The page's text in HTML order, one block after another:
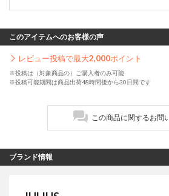
このアイテムへのお客様の声
レビュー投稿で最大2,000ポイント
※投稿は（対象商品の）ご購入者のみ可能
※投稿可能期間は商品出荷48時間後から30日間です
この商品に関するお問
ブランド情報